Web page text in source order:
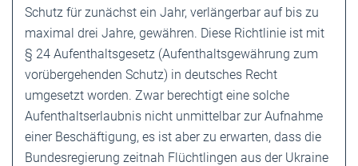
Schutz für zunächst ein Jahr, verlängerbar auf bis zu
maximal drei Jahre, gewähren. Diese Richtlinie ist mit
§ 24 Aufenthaltsgesetz (Aufenthaltsgewährung zum
vorübergehenden Schutz) in deutsches Recht
umgesetzt worden. Zwar berechtigt eine solche
Aufenthaltserlaubnis nicht unmittelbar zur Aufnahme
einer Beschäftigung, es ist aber zu erwarten, dass die
Bundesregierung zeitnah Flüchtlingen aus der Ukraine